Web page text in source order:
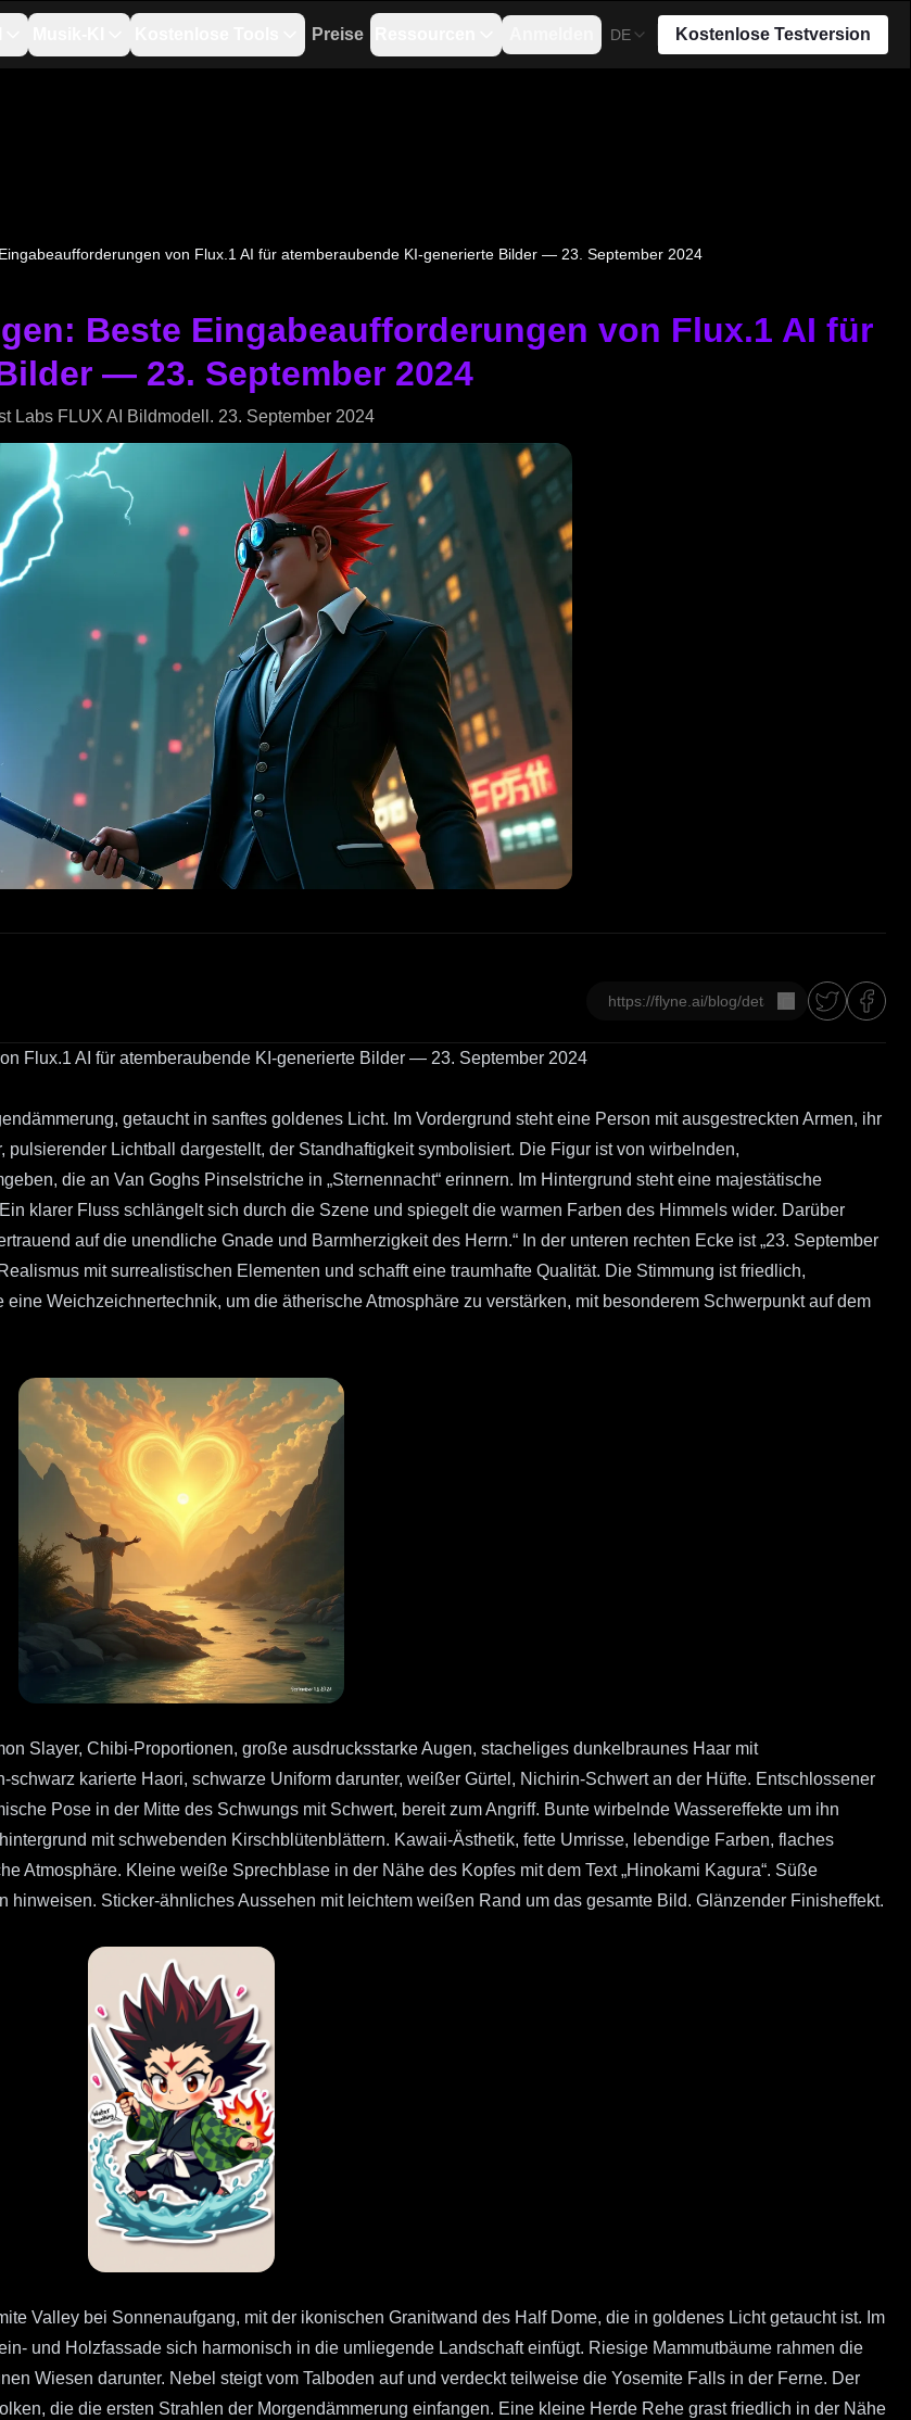
Preise DE Kostenlose Testversion
von Flux.1 AI für atemberaubende KI-generierte Bilder — 23. September 2024
Beste Eingabeaufforderungen von Flux.1 AI für
— 23. September 2024
Labs FLUX AI Bildmodell. 23. September 2024
Kopieren
Flux.1 AI für atemberaubende KI-generierte Bilder — 23. September 2024
getaucht in sanftes goldenes Licht. Im Vordergrund steht eine Person mit ausgestreckten Armen, ihr
Lichtball dargestellt, der Standhaftigkeit symbolisiert. Die Figur ist von wirbelnden,
die an Van Goghs Pinselstriche in „Sternennacht“ erinnern. Im Hintergrund steht eine majestätische
klarer Fluss schlängelt sich durch die Szene und spiegelt die warmen Farben des Himmels wider. Darüber
auf die unendliche Gnade und Barmherzigkeit des Herrn.“ In der unteren rechten Ecke ist „23. September
mit surrealistischen Elementen und schafft eine traumhafte Qualität. Die Stimmung ist friedlich,
Weichzeichnertechnik, um die ätherische Atmosphäre zu verstärken, mit besonderem Schwerpunkt auf dem
Slayer, Chibi-Proportionen, große ausdrucksstarke Augen, stacheliges dunkelbraunes Haar mit
karierte Haori, schwarze Uniform darunter, weißer Gürtel, Nichirin-Schwert an der Hüfte. Entschlossener
Pose in der Mitte des Schwungs mit Schwert, bereit zum Angriff. Bunte wirbelnde Wassereffekte um ihn
mit schwebenden Kirschblütenblättern. Kawaii-Ästhetik, fette Umrisse, lebendige Farben, flaches
Atmosphäre. Kleine weiße Sprechblase in der Nähe des Kopfes mit dem Text „Hinokami Kagura“. Süße
Sticker-ähnliches Aussehen mit leichtem weißen Rand um das gesamte Bild. Glänzender Finisheffekt.
Valley bei Sonnenaufgang, mit der ikonischen Granitwand des Half Dome, die in goldenes Licht getaucht ist. Im
und Holzfassade sich harmonisch in die umliegende Landschaft einfügt. Riesige Mammutbäume rahmen die
Wiesen darunter. Nebel steigt vom Talboden auf und verdeckt teilweise die Yosemite Falls in der Ferne. Der
die die ersten Strahlen der Morgendämmerung einfangen. Eine kleine Herde Rehe grast friedlich in der Nähe